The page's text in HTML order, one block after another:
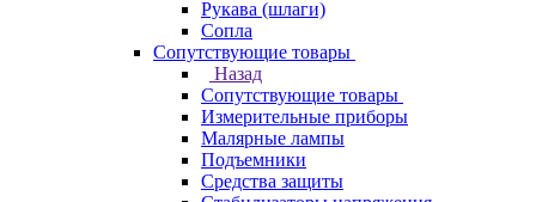
Рукава (шлаги)
Сопла
Сопутствующие товары
Назад
Сопутствующие товары
Измерительные приборы
Малярные лампы
Подъемники
Средства защиты